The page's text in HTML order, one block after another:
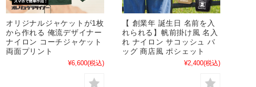
オリジナルジャケットが1枚
から作れる 俺流デザイナー
ナイロン コーチジャケット
両面プリント
¥6,600(税込)
【 創業年 誕生日 名前を入
れられる】帆前掛け風 名入
れ ナイロン サコッシュ バ
ッグ 商店風 ポシェット
¥2,400(税込)